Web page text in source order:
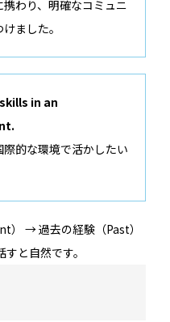
わり、明確なコミュニ
ました。
in an
的な環境で活かしたい
） → 過去の経験（Past）
と自然です。